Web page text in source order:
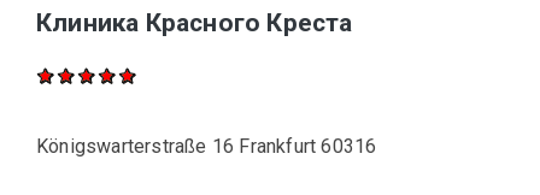
Клиника Красного Креста
Königswarterstraße 16 Frankfurt 60316